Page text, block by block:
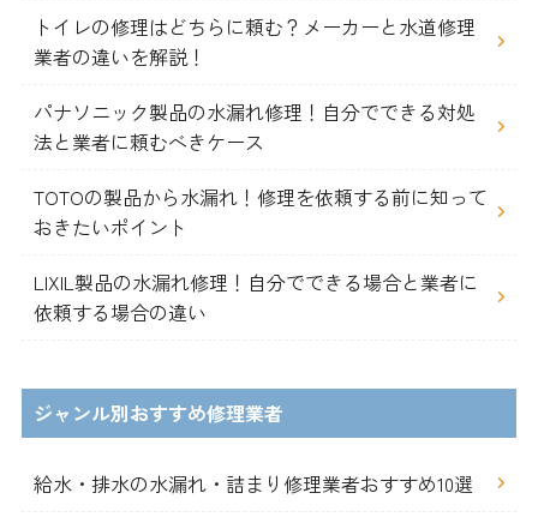
トイレの修理はどちらに頼む？メーカーと水道修理
業者の違いを解説！
パナソニック製品の水漏れ修理！自分でできる対処
法と業者に頼むべきケース
TOTOの製品から水漏れ！修理を依頼する前に知って
おきたいポイント
LIXIL製品の水漏れ修理！自分でできる場合と業者に
依頼する場合の違い
ジャンル別おすすめ修理業者
給水・排水の水漏れ・詰まり修理業者おすすめ10選